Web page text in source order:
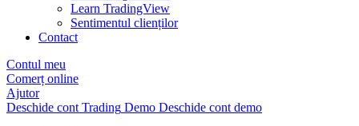
Learn TradingView
Sentimentul clienților
Contact
Contul meu
Comerț online
Ajutor
Deschide cont Trading Demo Deschide cont demo